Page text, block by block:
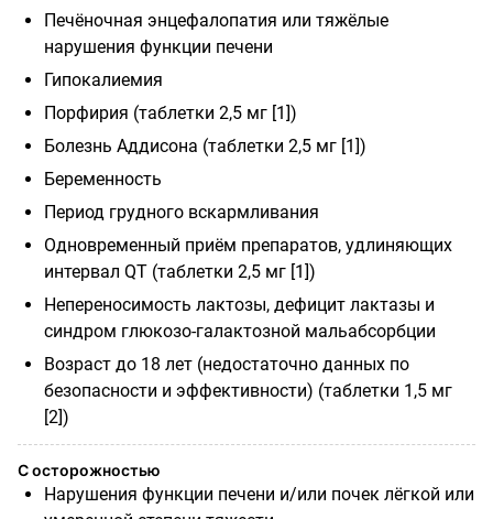
Печёночная энцефалопатия или тяжёлые
нарушения функции печени
Гипокалиемия
Порфирия (таблетки 2,5 мг [1])
Болезнь Аддисона (таблетки 2,5 мг [1])
Беременность
Период грудного вскармливания
Одновременный приём препаратов, удлиняющих
интервал QT (таблетки 2,5 мг [1])
Непереносимость лактозы, дефицит лактазы и
синдром глюкозо-галактозной мальабсорбции
Возраст до 18 лет (недостаточно данных по
безопасности и эффективности) (таблетки 1,5 мг
[2])
С осторожностью
Нарушения функции печени и/или почек лёгкой или